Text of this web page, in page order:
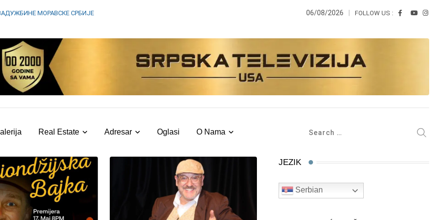
МОРАВСКЕ СРБИЈЕ 06/08/2026 FOLLOW US :
Real Estate Adresar Oglasi O Nama
JEZIK
Serbian